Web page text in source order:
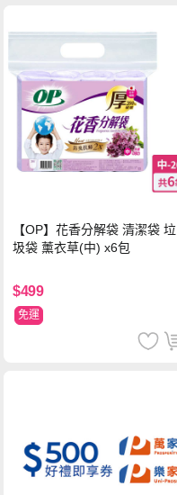
【OP】花香分解袋 清潔袋 垃
圾袋 薰衣草(中) x6包
$499
免運